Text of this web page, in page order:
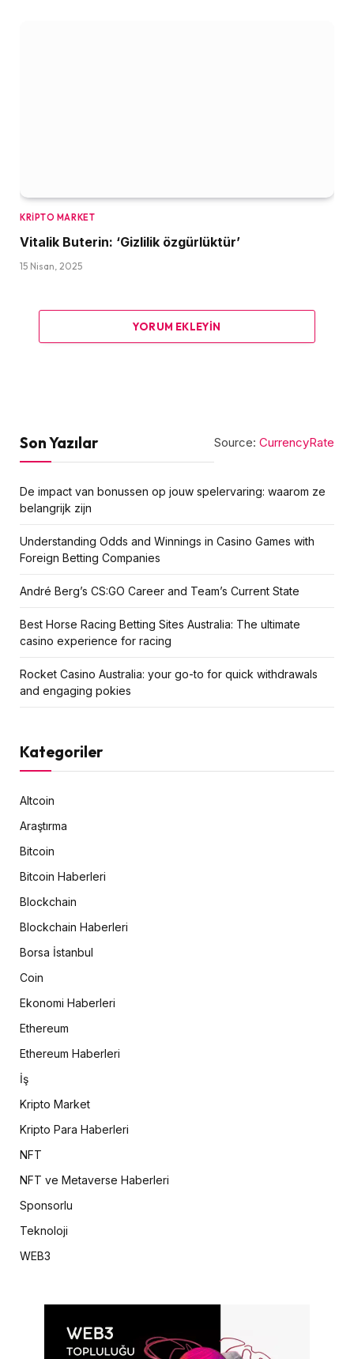
KRIPTO MARKET
Vitalik Buterin: ‘Gizlilik özgürlüktür’
15 Nisan, 2025
YORUM EKLEYIN
Source: CurrencyRate
Son Yazılar
De impact van bonussen op jouw spelervaring: waarom ze
belangrijk zijn
Understanding Odds and Winnings in Casino Games with
Foreign Betting Companies
André Berg’s CS:GO Career and Team’s Current State
Best Horse Racing Betting Sites Australia: The ultimate
casino experience for racing
Rocket Casino Australia: your go-to for quick withdrawals
and engaging pokies
Kategoriler
Altcoin
Araştırma
Bitcoin
Bitcoin Haberleri
Blockchain
Blockchain Haberleri
Borsa İstanbul
Coin
Ekonomi Haberleri
Ethereum
Ethereum Haberleri
İş
Kripto Market
Kripto Para Haberleri
NFT
NFT ve Metaverse Haberleri
Sponsorlu
Teknoloji
WEB3